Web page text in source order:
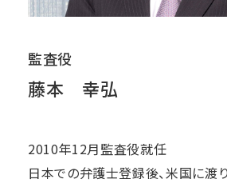
監査役
藤本 幸弘
2010年12月監査役就任
日本での弁護士登録後、米国に渡